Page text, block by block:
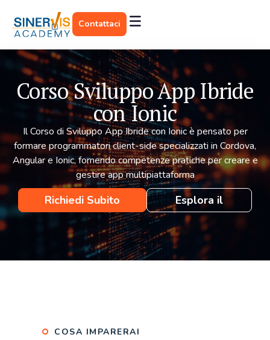
Contattaci
Corso Sviluppo App Ibride
con Ionic
Il Corso di Sviluppo App Ibride con Ionic è pensato per
formare programmatori client-side specializzati in Cordova,
Angular e Ionic, fornendo competenze pratiche per creare e
gestire app multipiattaforma
Richiedi Subito
Informazioni
Esplora il
programma
COSA IMPARERAI